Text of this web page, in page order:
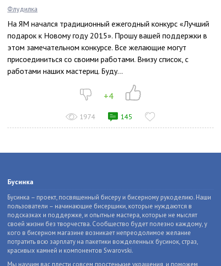
Флудилка
На ЯМ начался традиционный ежегодный конкурс «Лучший
подарок к Новому году 2015». Прошу вашей поддержки в
этом замечательном конкурсе. Все желающие могут
присоединиться со своими работами. Внизу список, с
работами наших мастериц. Буду...
+4
1974 145
Бусинка
Бусинка – проект, посвященный бисеру и бисерному рукоделию. Наши
пользователи – начинающие бисерщики, которые нуждаются в
подсказках и поддержке, и опытные мастера, которые не мыслят
своей жизни без творчества. Сообщество будет полезно каждому, у
кого в бисерном магазине возникает непреодолимое желание
потратить всю зарплату на пакетики вожделенных бусинок, страз,
красивых камней и компонентов Swarovski.
Мы научим вас плести совсем простенькие украшения, и поможем